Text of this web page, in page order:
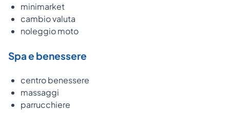
minimarket
cambio valuta
noleggio moto
Spa e benessere
centro benessere
massaggi
parrucchiere